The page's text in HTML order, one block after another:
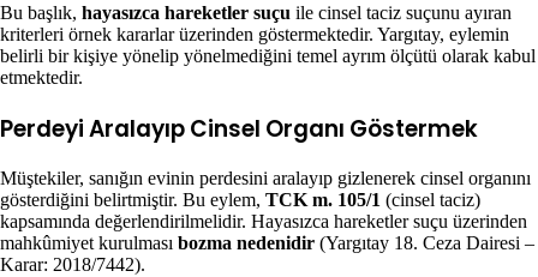
Bu başlık, hayasızca hareketler suçu ile cinsel taciz suçunu ayıran
kriterleri örnek kararlar üzerinden göstermektedir. Yargıtay, eylemin
belirli bir kişiye yönelip yönelmediğini temel ayrım ölçütü olarak kabul
etmektedir.
Perdeyi Aralayıp Cinsel Organı Göstermek
Müştekiler, sanığın evinin perdesini aralayıp gizlenerek cinsel organını
gösterdiğini belirtmiştir. Bu eylem, TCK m. 105/1 (cinsel taciz)
kapsamında değerlendirilmelidir. Hayasızca hareketler suçu üzerinden
mahkûmiyet kurulması bozma nedenidir (Yargıtay 18. Ceza Dairesi –
Karar: 2018/7442).